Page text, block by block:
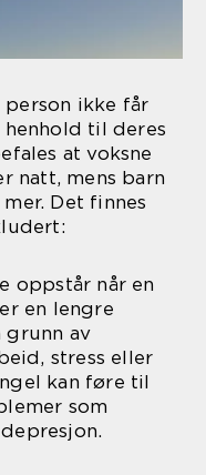
person ikke får
til deres
at voksne
natt, mens barn
Det finnes
oppstår når en
en lengre
av
stress eller
kan føre til
som